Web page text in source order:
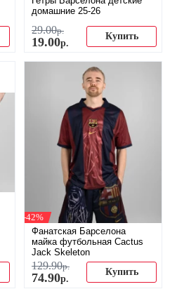
домашние 25-26
29.00р.
19.00р.
Купить
-42%
Фанатская Барселона
майка футбольная Cactus
Jack Skeleton
129.90р.
74.90р.
Купить